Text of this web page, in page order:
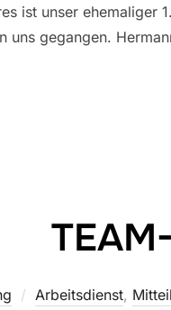
ist unser ehemaliger
uns gegangen.
Arbeitsdienst,